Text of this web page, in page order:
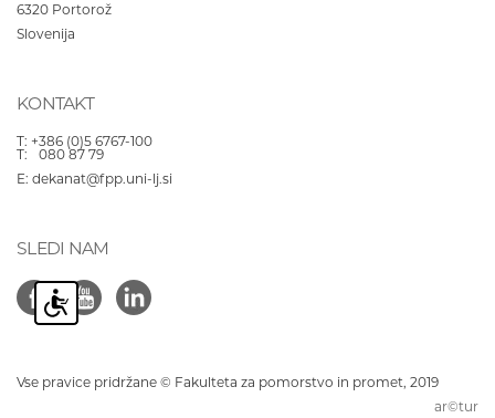
6320 Portorož
Slovenija
KONTAKT
T: +386 (0)5 6767-100
T:
080 87 79
E: dekanat@fpp.uni-lj.si
SLEDI NAM
Vse pravice pridržane © Fakulteta za pomorstvo in promet, 2019
ar©tur